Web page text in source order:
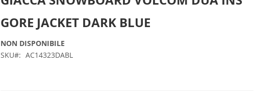
GORE JACKET DARK BLUE
NON DISPONIBILE
SKU
AC14323DABL